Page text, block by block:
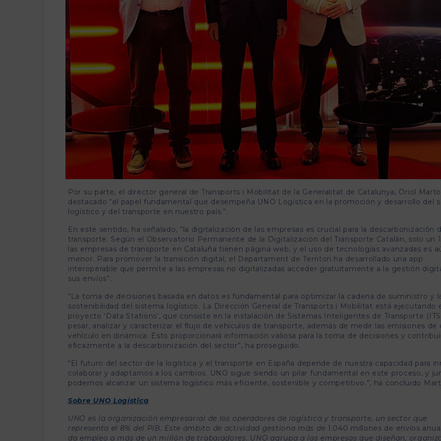
Por su parte, el director general de Transports i Mobilitat de la Generalitat de Catalunya, Oriol
destacado “el papel fundamental que desempeña UNO Logística en la promoción y desarrollo del
logístico y del transporte en nuestro país.”.
En este sentido, ha señalado, “la digitalización de las empresas es crucial para la descarbonización
transporte. Según el Observatorio Permanente de la Digitalización del Transporte Catalán, solo un
las empresas de transporte en Cataluña tienen página web, y el uso de tecnologías avanzadas es
menor. Para promover la transición digital, el Departament de Territori ha desarrollado una app
interoperable que permite a las empresas no digitalizadas acceder gratuitamente a la gestión
sus envíos”.
“La toma de decisiones basada en datos es fundamental para optimizar la cadena de suministro y
sostenibilidad del sistema logístico. La Dirección General de Transports i Mobilitat está ejecutando
proyecto ‘Data Stations’, que consiste en la instalación de Sistemas Inteligentes de Transporte
pesar, analizar y caracterizar el flujo de vehículos de transporte, además de medir las emisiones de
vehículo en dinámica. Esto proporcionará información valiosa para la toma de decisiones y
eficazmente a la descarbonización del sector”, ha proseguido.
“El futuro del sector de la logística y el transporte en España depende de nuestra capacidad para
colaborar y adaptarnos a los cambios. UNO sigue siendo un pilar fundamental en este proceso, y
podemos alcanzar un sistema logístico más eficiente, sostenible y competitivo.”, ha concluido
Sobre UNO Logística
UNO es la organización empresarial de los operadores de logística y transporte, un sector que
representa el 8% del PIB. Este ámbito de actividad gestiona más de 1.040 millones de envíos
da empleo a más de un millón de trabajadores. UNO agrupa a las empresas que diseñan,